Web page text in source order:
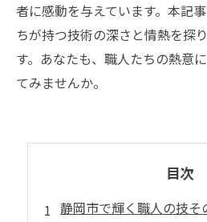
者に感動を与えています。本記
ちが持つ技術の深さと情熱を探
す。あなたも、職人たちの熱意
てみませんか。
目次
静岡市で輝く職人の技そ